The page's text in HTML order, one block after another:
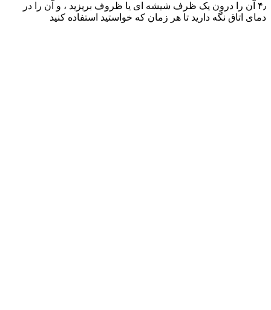
۴٫ آن را درون یک ظرف شیشه ای یا ظروف بریزید ، و آن را در
دمای اتاق نگه دارید تا هر زمان که خواستید استفاده کنید